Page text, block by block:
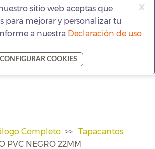
x
sitio web aceptas que
para mejorar y personalizar tu
a nuestra Declaración de uso
CONFIGURAR COOKIES
Completo
Tapacantos
PVC NEGRO 22MM